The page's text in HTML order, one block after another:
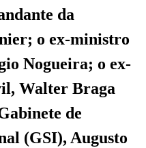
da
o ex-ministro
Nogueira; o ex-
Walter Braga
de
(GSI), Augusto